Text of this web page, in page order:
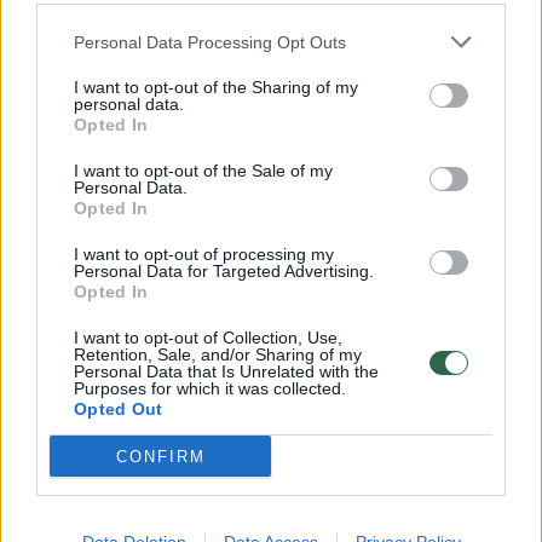
Personal Data Processing Opt Outs
I want to opt-out of the Sharing of my
personal data.
Opted In
I want to opt-out of the Sale of my
Personal Data.
Opted In
I want to opt-out of processing my
Personal Data for Targeted Advertising.
Opted In
I want to opt-out of Collection, Use,
Retention, Sale, and/or Sharing of my
Personal Data that Is Unrelated with the
Purposes for which it was collected.
Opted Out
CONFIRM
Žinios | Orai
V. Zalužno pasisakymą laiko bandymu įsitvirtinti
Laidos | Nauja diena
00:00:57
Sinoptikai atsakė, kokiais orais užbaigsime darbo
savaitę: karščiai atsitrauks
Žinios | Orai